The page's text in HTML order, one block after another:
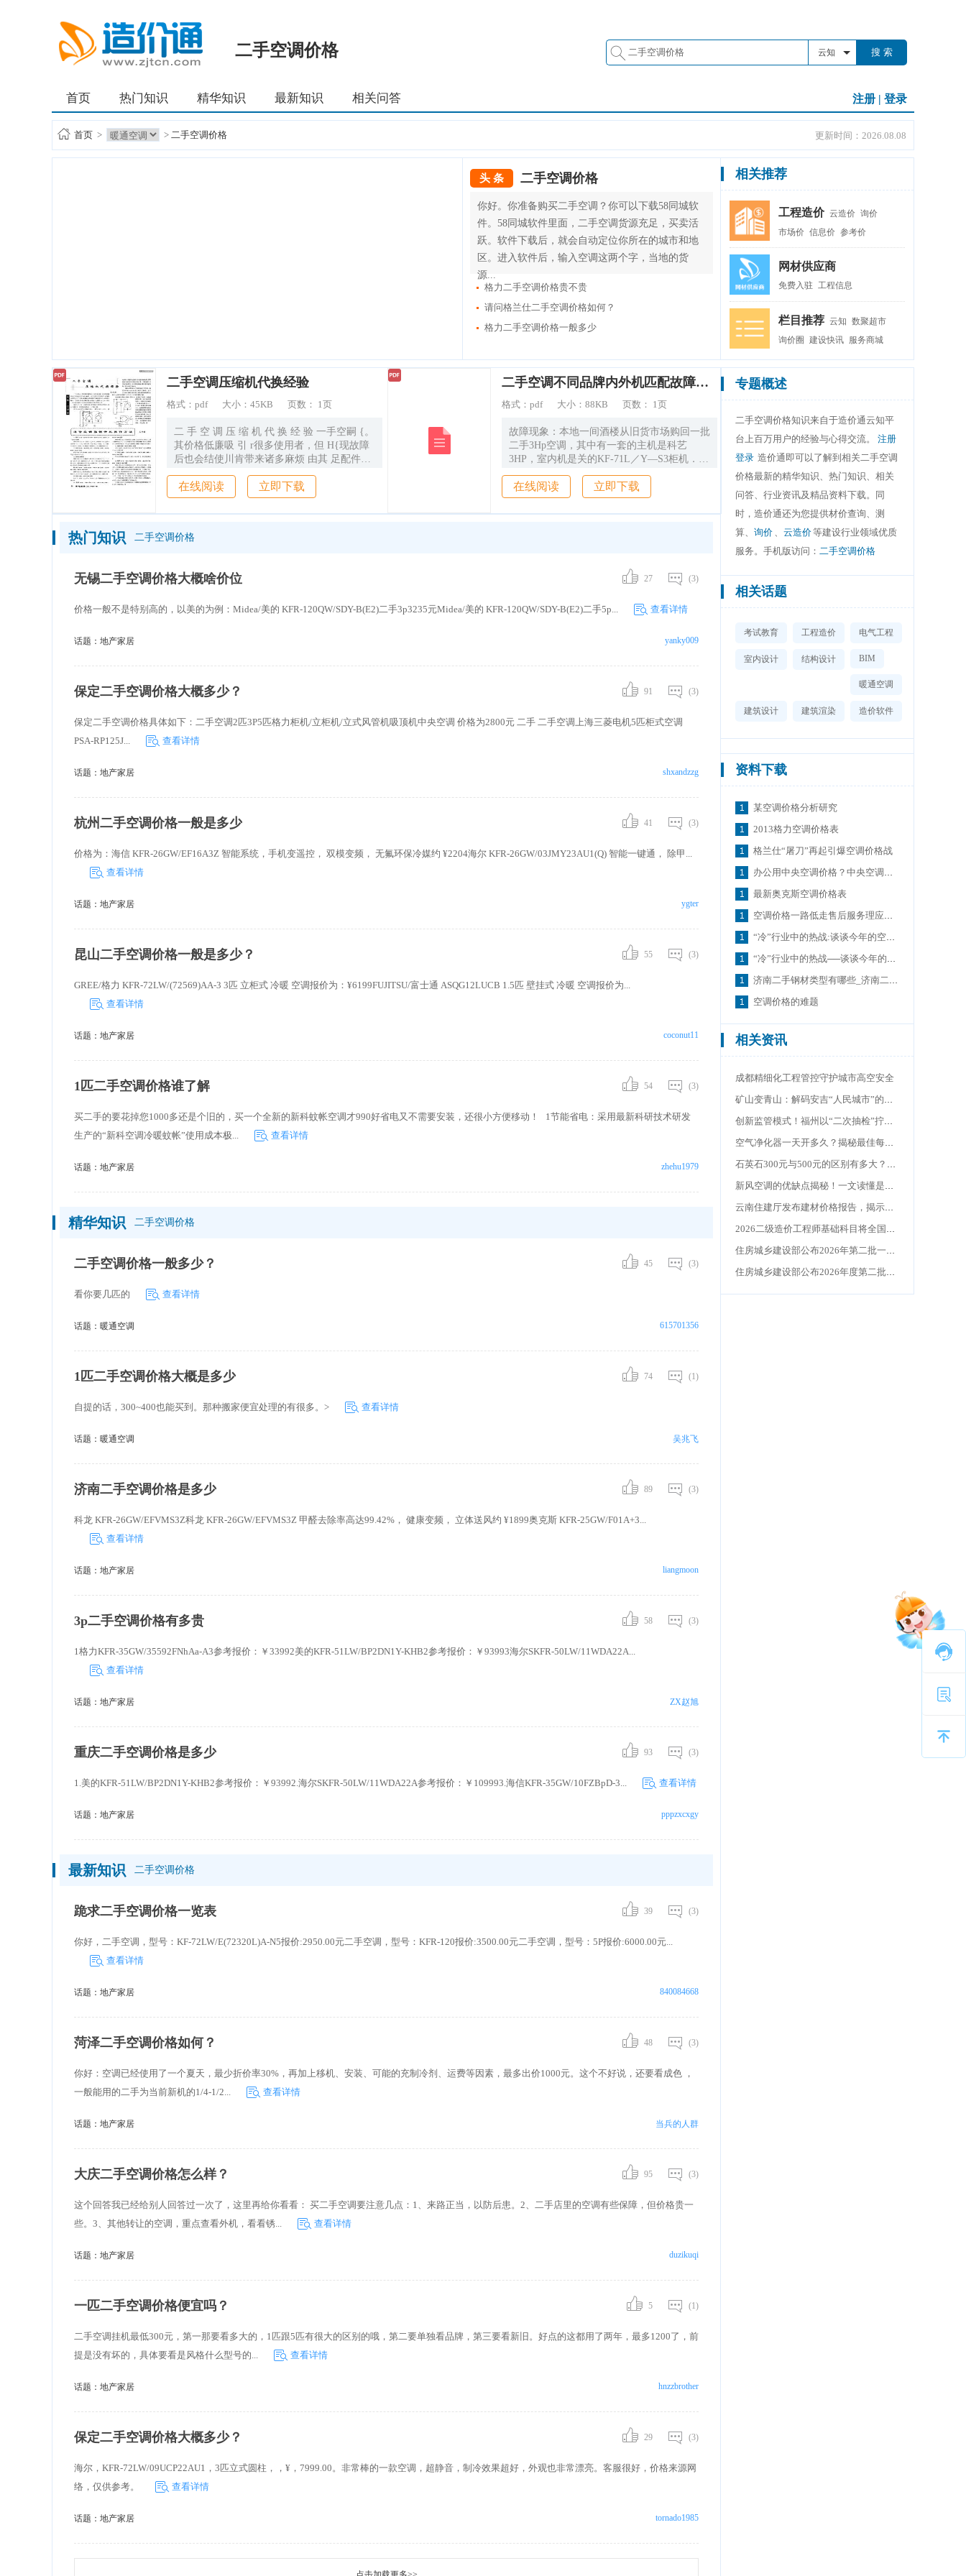
造价通
二手空调价格 云知 搜 索
首页 热门知识 精华知识 最新知识 相关问答 注册 | 登录
首页 > > 二手空调价格 更新时间：2026.08.08
头 条 二手空调价格
你好。你准备购买二手空调？你可以下载58同城软
件。58同城软件里面，二手空调货源充足，买卖活
跃。软件下载后，就会自动定位你所在的城市和地
区。进入软件后，输入空调这两个字，当地的货
源...
格力二手空调价格贵不贵
请问格兰仕二手空调价格如何？
格力二手空调价格一般多少
相关推荐
工程造价 云造价 询价
市场价 信息价 参考价
网材供应商
免费入驻 工程信息
栏目推荐 云知 数聚超市
询价圈
建设快讯 服务商城
二手空调压缩机代换经验
格式： pdf 大小： 45KB 页数： 1页
二 手 空 调 压 缩 机 代 换 经 验 一手空嗣 {。
其价格低廉吸 引 r很多使用者，但 H{现故障
后也会结使川肯带来诸多麻烦 由其 足配件无
处购买，给维修 员带来 -午多不方便 ，最难
解 的问题是 缩 机损坏后 ，n】场难 I 购买 笔
者以多年的寓践经验 试用国产 缩机(A(220V1
替 代 一 手空暗压缩机(ACionv)获得成功 ．
买时使用效 果很好 ．现 在不能使』H 现场榆
．用钳形 电流表fIOA挡 )检查电流，没有 电
开室外机罩壳，见变频线路 板、模块 等均被
在线阅读 立即下载
二手空调不同品牌内外机匹配故障检修实例
格式： pdf 大小： 88KB 页数： 1页
故障现象：本地一间酒楼从旧货市场购回一批
二手3Hp空调，其中有一套的主机是科艺
3HP，室内机是关的KF-71L／Y—S3柜机．如
图1所示。实际安装后发现，插上电源，按面
板开关键或按遥控开关后，室内风机转一会儿
后停机，主机不启动．面板显示“E6”。
在线阅读 立即下载
热门知识 二手空调价格
无锡二手空调价格大概啥价位 (3)
27
价格一般不是特别高的，以美的为例：Midea/美的 KFR-120QW/SDY-B(E2)二手3p3235元Midea/美的 KFR-120QW/SDY-B(E2)二手5p... 查看详情
话题： 地产家居 yanky009
保定二手空调价格大概多少？ (3)
91
保定二手空调价格具体如下：二手空调2匹3P5匹格力柜机/立柜机/立式风管机吸顶机中央空调 价格为2800元 二手 二手空调上海三菱电机5匹柜式空调
PSA-RP125J...
查看详情
话题： 地产家居 shxandzzg
杭州二手空调价格一般是多少 (3)
41
价格为：海信 KFR-26GW/EF16A3Z 智能系统，手机变遥控， 双模变频， 无氟环保冷媒约 ¥2204海尔 KFR-26GW/03JMY23AU1(Q) 智能一键通， 除甲...
查看详情
话题： 地产家居 ygter
昆山二手空调价格一般是多少？ (3)
55
GREE/格力 KFR-72LW/(72569)AA-3 3匹 立柜式 冷暖 空调报价为：¥6199FUJITSU/富士通 ASQG12LUCB 1.5匹 壁挂式 冷暖 空调报价为...
查看详情
话题： 地产家居 coconut11
1匹二手空调价格谁了解 (3)
54
买二手的要花掉您1000多还是个旧的，买一个全新的新科蚊帐空调才990好省电又不需要安装，还很小方便移动！ 1节能省电：采用最新科研技术研发
生产的“新科空调冷暖蚊帐”使用成本极...
查看详情
话题： 地产家居 zhehu1979
精华知识 二手空调价格
二手空调价格一般多少？ (3)
45
看你要几匹的 查看详情
话题： 暖通空调 615701356
1匹二手空调价格大概是多少 (1)
74
自提的话，300~400也能买到。那种搬家便宜处理的有很多。> 查看详情
话题： 暖通空调 吴兆飞
济南二手空调价格是多少 (3)
89
科龙 KFR-26GW/EFVMS3Z科龙 KFR-26GW/EFVMS3Z 甲醛去除率高达99.42%， 健康变频， 立体送风约 ¥1899奥克斯 KFR-25GW/F01A+3...
查看详情
话题： 地产家居 liangmoon
3p二手空调价格有多贵 (3)
58
1格力KFR-35GW/35592FNhAa-A3参考报价：￥33992美的KFR-51LW/BP2DN1Y-KHB2参考报价：￥93993海尔SKFR-50LW/11WDA22A...
查看详情
话题： 地产家居 ZX赵旭
重庆二手空调价格是多少 (3)
93
1.美的KFR-51LW/BP2DN1Y-KHB2参考报价：￥93992.海尔SKFR-50LW/11WDA22A参考报价：￥109993.海信KFR-35GW/10FZBpD-3... 查看详情
话题： 地产家居 pppzxcxgy
最新知识 二手空调价格
跪求二手空调价格一览表 (3)
39
你好，二手空调，型号：KF-72LW/E(72320L)A-N5报价:2950.00元二手空调，型号：KFR-120报价:3500.00元二手空调，型号：5P报价:6000.00元...
查看详情
话题： 地产家居 840084668
菏泽二手空调价格如何？ (3)
48
你好：空调已经使用了一个夏天，最少折价率30%，再加上移机、安装、可能的充制冷剂、运费等因素，最多出价1000元。这个不好说，还要看成色 ，
一般能用的二手为当前新机的1/4-1/2...
查看详情
话题： 地产家居 当兵的人群
大庆二手空调价格怎么样？ (3)
95
这个回答我已经给别人回答过一次了，这里再给你看看： 买二手空调要注意几点：1、来路正当，以防后患。2、二手店里的空调有些保障，但价格贵一
些。3、其他转让的空调，重点查看外机，看看锈...
查看详情
话题： 地产家居 duzikuqi
一匹二手空调价格便宜吗？ (1)
5
二手空调挂机最低300元，第一那要看多大的，1匹跟5匹有很大的区别的哦，第二要单独看品牌，第三要看新旧。好点的这都用了两年，最多1200了，前
提是没有坏的，具体要看是风格什么型号的...
查看详情
话题： 地产家居 hnzzbrother
保定二手空调价格大概多少？ (3)
29
海尔，KFR-72LW/09UCP22AU1，3匹立式圆柱，，¥，7999.00。非常棒的一款空调，超静音，制冷效果超好，外观也非常漂亮。客服很好，价格来源网
络，仅供参考。
查看详情
话题： 地产家居 tornado1985
专题概述
二手空调价格知识来自于造价通云知平
台上百万用户的经验与心得交流。 注册
登录 造价通即可以了解到相关二手空调
价格最新的精华知识、热门知识、相关
问答、行业资讯及精品资料下载。同
时，造价通还为您提供材价查询、测
算、 询价 、 云造价等建设行业领域优质
服务。手机版访问： 二手空调价格
相关话题
考试教育 工程造价 电气工程
室内设计 结构设计 BIM
暖通空调
建筑设计 建筑渲染 造价软件
资料下载
某空调价格分析研究
2013格力空调价格表
格兰仕“屠刀”再起引爆空调价格战
办公用中央空调价格？中央空调如何安装？
最新奥克斯空调价格表
空调价格一路低走售后服务理应重视
“冷”行业中的热战:谈谈今年的空调价格走势
“冷”行业中的热战──谈谈今年的空调价格战走势
济南二手钢材类型有哪些_济南二手钢材价格行情
空调价格的难题
相关资讯
成都精细化工程管控守护城市高空安全
矿山变青山：解码安吉“人民城市”的二十年答卷
创新监管模式！福州以“二次抽检”拧紧工程消防“安全阀”
空气净化器一天开多久？揭秘最佳每日开启时长，你开对了吗
石英石300元与500元的区别有多大？揭秘价格背后的真相
新风空调的优缺点揭秘！一文读懂是不是智商税
云南住建厅发布建材价格报告，揭示市场分化新格局
2026二级造价工程师基础科目将全国统一命题
住房城乡建设部公布2026年第二批一级造价工程师初始注册人员名单
住房城乡建设部公布2026年度第二批全国建设工程企业资质核准名单